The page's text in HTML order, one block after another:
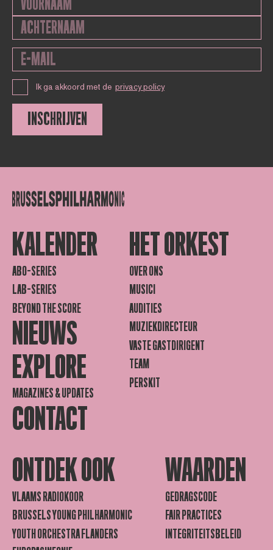
Ik ga akkoord met de privacy policy
INSCHRIJVEN
KALENDER
ABO-SERIES
LAB-SERIES
BEYOND THE SCORE
NIEUWS
EXPLORE
MAGAZINES & UPDATES
CONTACT
HET ORKEST
OVER ONS
MUSICI
AUDITIES
MUZIEKDIRECTEUR
VASTE GASTDIRIGENT
TEAM
PERSKIT
ONTDEK OOK
VLAAMS RADIOKOOR
BRUSSELS YOUNG PHILHARMONIC
YOUTH ORCHESTRA FLANDERS
WAARDEN
GEDRAGSCODE
FAIR PRACTICES
INTEGRITEITSBELEID